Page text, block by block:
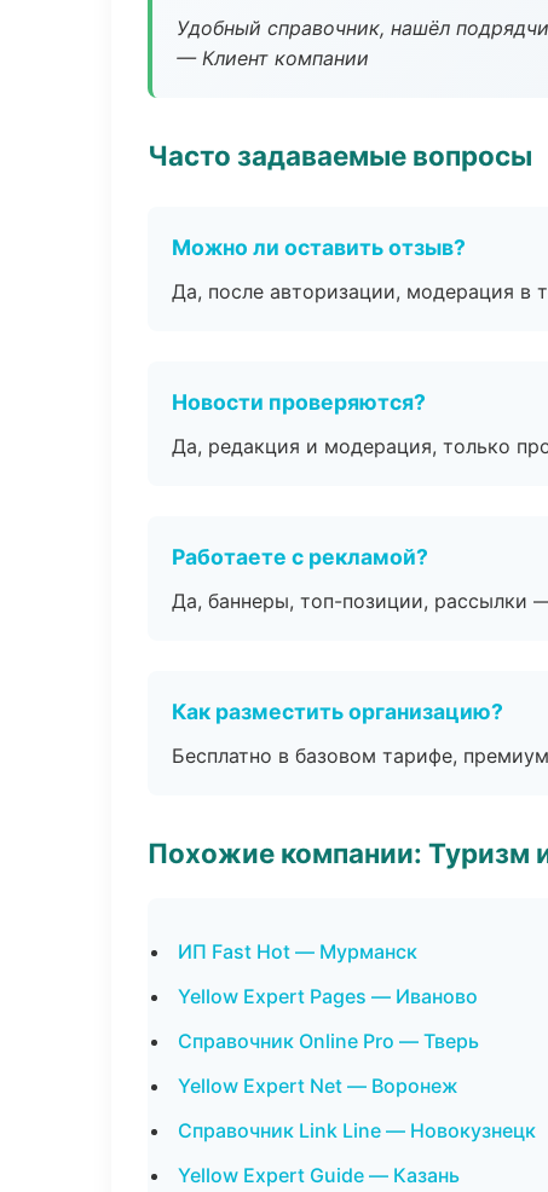
Удобный справочник, нашёл
— Клиент компании
Часто задаваемые вопросы
Можно ли оставить отзыв?
Да, после авторизации, модерация в
Новости проверяются?
Да, редакция и модерация, только
Работаете с рекламой?
Да, баннеры, топ-позиции, рассылки
Как разместить организацию?
Бесплатно в базовом тарифе,
Похожие компании: Туризм
ИП Fast Hot — Мурманск
Yellow Expert Pages — Иваново
Справочник Online Pro — Тверь
Yellow Expert Net — Воронеж
Справочник Link Line — Новокузнецк
Yellow Expert Guide — Казань